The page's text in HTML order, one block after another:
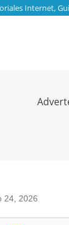
Internet,
24, 2026